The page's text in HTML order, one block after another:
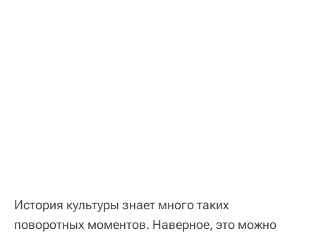
История культуры знает много таких
поворотных моментов. Наверное, это можно